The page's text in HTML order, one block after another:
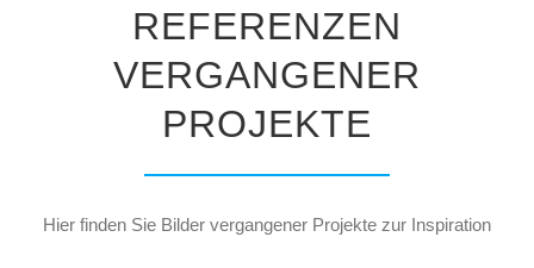
REFERENZEN
VERGANGENER
PROJEKTE
Hier finden Sie Bilder vergangener Projekte zur Inspiration